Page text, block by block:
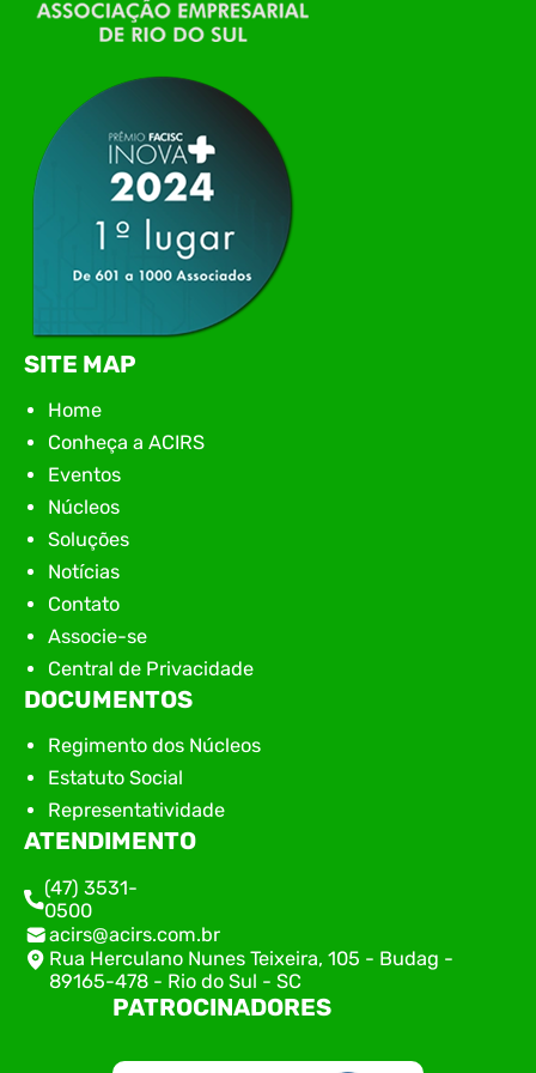
Conexão Tech NIAVI, reunindo empresas de
tecnologia da região para uma noite de
apresentação de novas iniciativas para o setor. O
encontro aconteceu em Rio…
SITE MAP
Home
Conheça a ACIRS
Eventos
Núcleos
Soluções
Notícias
Contato
Associe-se
Central de Privacidade
DOCUMENTOS
Regimento dos Núcleos
Estatuto Social
Representatividade
ATENDIMENTO
(47) 3531-
0500
acirs@acirs.com.br
Rua Herculano Nunes Teixeira, 105 - Budag -
89165-478 - Rio do Sul - SC
PATROCINADORES